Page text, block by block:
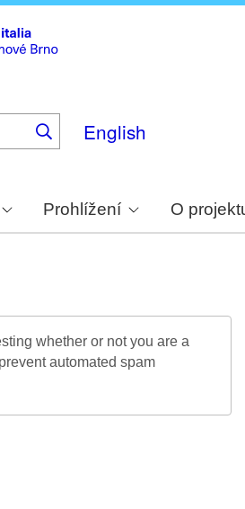
English
Prohlížení O
whether or not you are a
automated spam